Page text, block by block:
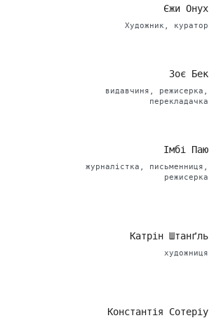
Єжи Онух
Художник, куратор
Зоє Бек
видавчиня, режисерка,
перекладачка
Імбі Паю
журналістка, письменниця,
режисерка
Катрін Штанґль
художниця
Константія Сотеріу